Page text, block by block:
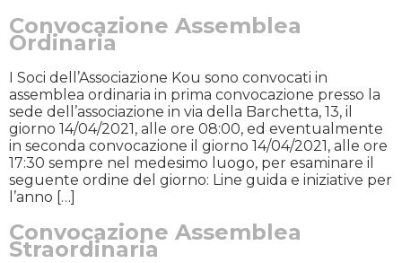
Convocazione Assemblea
Ordinaria
I Soci dell’Associazione Kou sono convocati in
assemblea ordinaria in prima convocazione presso la
sede dell’associazione in via della Barchetta, 13, il
giorno 14/04/2021, alle ore 08:00, ed eventualmente
in seconda convocazione il giorno 14/04/2021, alle ore
17:30 sempre nel medesimo luogo, per esaminare il
seguente ordine del giorno: Line guida e iniziative per
l’anno […]
Convocazione Assemblea
Straordinaria